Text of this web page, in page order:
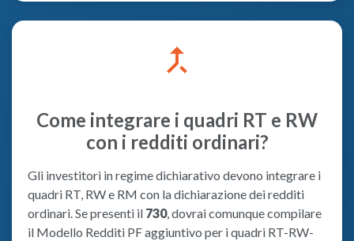
merge_type
Come integrare i quadri RT e RW
con i redditi ordinari?
Gli investitori in regime dichiarativo devono integrare i
quadri RT, RW e RM con la dichiarazione dei redditi
ordinari. Se presenti il 730, dovrai comunque compilare
il Modello Redditi PF aggiuntivo per i quadri RT-RW-